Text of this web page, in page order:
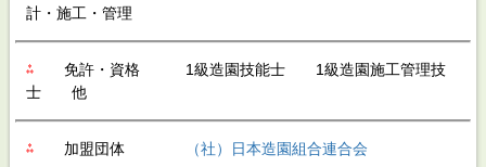
計・施工・管理
⁂免許・資格 1級造園技能士 1級造園施工管理技
士 他
⁂加盟団体 （社）日本造園組合連合会